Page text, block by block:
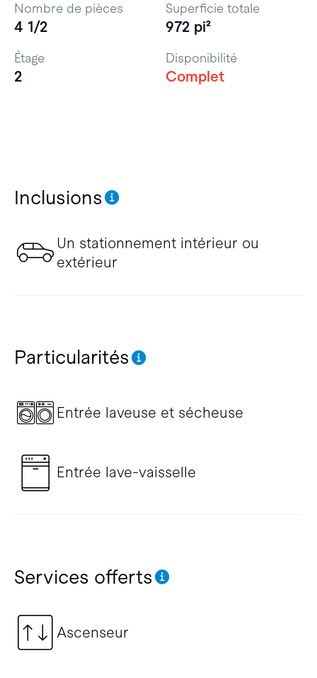
Inclusions
Un stationnement intérieur ou
extérieur
Particularités
Entrée laveuse et sécheuse
Entrée lave-vaisselle
Services offerts
Ascenseur
Nombre de pièces
4 1/2
Superficie totale
972 pi²
Étage
2
Disponibilité
Complet